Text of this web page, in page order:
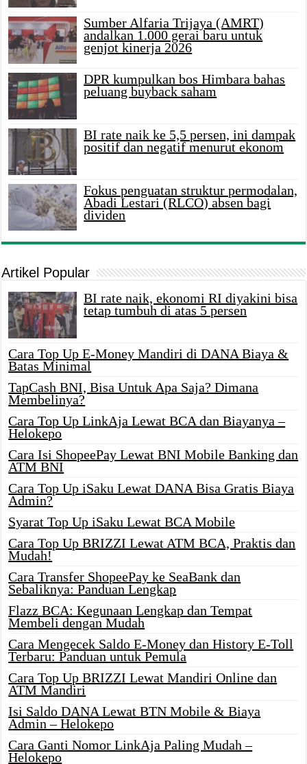
Sumber Alfaria Trijaya (AMRT)
andalkan 1.000 gerai baru untuk
genjot kinerja 2026
DPR kumpulkan bos Himbara bahas
peluang buyback saham
BI rate naik ke 5,5 persen, ini dampak
positif dan negatif menurut ekonom
Fokus penguatan struktur permodalan,
Abadi Lestari (RLCO) absen bagi
dividen
Artikel Popular
BI rate naik, ekonomi RI diyakini bisa
tetap tumbuh di atas 5 persen
Cara Top Up E-Money Mandiri di DANA Biaya &
Batas Minimal
TapCash BNI, Bisa Untuk Apa Saja? Dimana
Membelinya?
Cara Top Up LinkAja Lewat BCA dan Biayanya –
Helokepo
Cara Isi ShopeePay Lewat BNI Mobile Banking dan
ATM BNI
Cara Top Up iSaku Lewat DANA Bisa Gratis Biaya
Admin?
Syarat Top Up iSaku Lewat BCA Mobile
Cara Top Up BRIZZI Lewat ATM BCA, Praktis dan
Mudah!
Cara Transfer ShopeePay ke SeaBank dan
Sebaliknya: Panduan Lengkap
Flazz BCA: Kegunaan Lengkap dan Tempat
Membeli dengan Mudah
Cara Mengecek Saldo E-Money dan History E-Toll
Terbaru: Panduan untuk Pemula
Cara Top Up BRIZZI Lewat Mandiri Online dan
ATM Mandiri
Isi Saldo DANA Lewat BTN Mobile & Biaya
Admin – Helokepo
Cara Ganti Nomor LinkAja Paling Mudah –
Helokepo